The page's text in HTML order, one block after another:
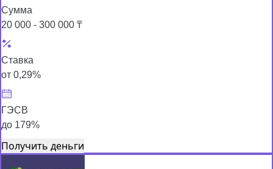
Сумма
20 000 - 300 000 ₸
Ставка
от 0,29%
ГЭСВ
до 179%
Получить деньги